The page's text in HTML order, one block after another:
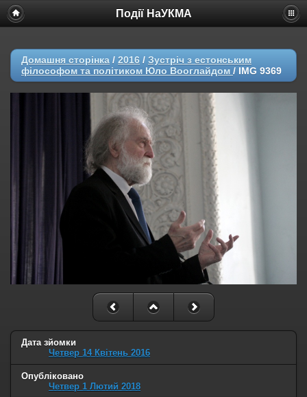
Події НаУКМА
Домашня сторінка / 2016 / Зустріч з естонським
філософом та політиком Юло Вооглайдом / IMG 9369
Дата зйомки
Четвер 14 Квітень 2016
Опубліковано
Четвер 1 Лютий 2018